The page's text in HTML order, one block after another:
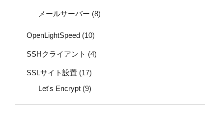
メールサーバー (8)
OpenLightSpeed (10)
SSHクライアント (4)
SSLサイト設置 (17)
Let's Encrypt (9)